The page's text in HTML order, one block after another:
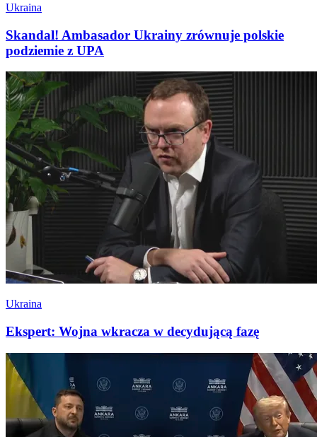
Ukraina
Skandal! Ambasador Ukrainy zrównuje polskie
podziemie z UPA
Ukraina
Ekspert: Wojna wkracza w decydującą fazę